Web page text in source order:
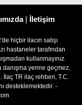
| İletişim
hiçbir ilacın satışı
hastaneler tarafından
kullanmayınız.
danışma yerine geçmez,
TR ilaç rehberi, T.C.
desteklemektedir. -